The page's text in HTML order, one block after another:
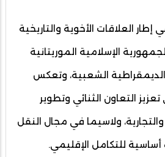
إطار العلاقات الأخوية والتاريخية
الإسلامية الموريتانية
الديمقراطية الشعبية، وتعكس
التعاون الثنائي وتطوير
ولاسيما في مجال النقل
أساسية للتكامل الإقليمي.